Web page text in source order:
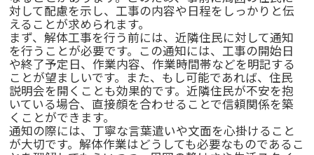
対して配慮を示し、工事の内容や日程をしっかりと伝
えることが求められます。
まず、解体工事を行う前には、近隣住民に対して通知
を行うことが必要です。この通知には、工事の開始日
や終了予定日、作業内容、作業時間帯などを明記する
ことが望ましいです。また、もし可能であれば、住民
説明会を開くことも効果的です。近隣住民が不安を抱
いている場合、直接顔を合わせることで信頼関係を築
くことができます。
通知の際には、丁寧な言葉遣いや文面を心掛けること
が大切です。解体作業はどうしても必要なものであるこ